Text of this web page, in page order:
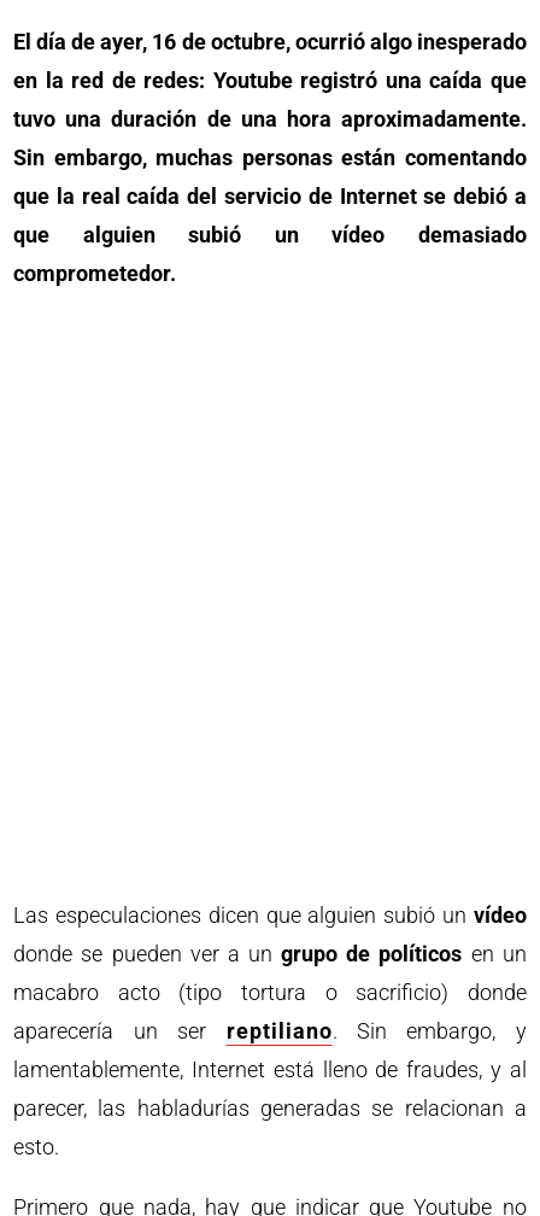
El día de ayer, 16 de octubre, ocurrió algo inesperado
en la red de redes: Youtube registró una caída que
tuvo una duración de una hora aproximadamente.
Sin embargo, muchas personas están comentando
que la real caída del servicio de Internet se debió a
que alguien subió un vídeo demasiado
comprometedor.
Las especulaciones dicen que alguien subió un vídeo
donde se pueden ver a ungrupo de políticos en un
macabro acto (tipo tortura o sacrificio) donde
aparecería un ser reptiliano. Sin embargo, y
lamentablemente, Internet está lleno de fraudes, y al
parecer, las habladurías generadas se relacionan a
esto.
Primero que nada, hay que indicar que Youtube no